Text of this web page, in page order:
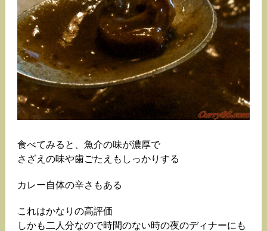
食べてみると、魚介の味が濃厚で
さざえの味や歯ごたえもしっかりする
カレー自体の辛さもある
これはかなりの高評価
しかも二人分なので時間のない時の夜のディナーにも